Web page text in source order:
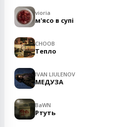
vioria
м'ясо в супі
CHOOB
Тепло
IVAN LIULENOV
МЕДУЗА
BaWN
Ртуть